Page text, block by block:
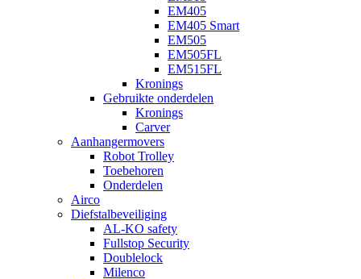
EM405
EM405 Smart
EM505
EM505FL
EM515FL
Kronings
Gebruikte onderdelen
Kronings
Carver
Aanhangermovers
Robot Trolley
Toebehoren
Onderdelen
Airco
Diefstalbeveiliging
AL-KO safety
Fullstop Security
Doublelock
Milenco